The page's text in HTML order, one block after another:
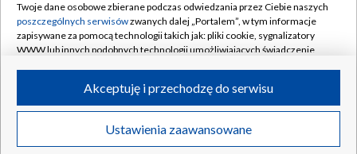
Transmisje Wideo
Emisja w TVP
Rada Programowa
Ogłoszenia przetargowe
Akademia Telewizyjna
Centrum informacji TVP
Kanały
©2026 Telewizja Polska Spółka Akcyjna w likwidacji
Twoje dane osobowe zbierane podczas odwiedzania przez Ciebie naszych
poszczególnych serwisówzwanych dalej „Portalem”, w tym informacje
zapisywane za pomocą technologii takich jak: pliki cookie, sygnalizatory
WWW lub innych podobnych technologii umożliwiających świadczenie
ruchu w Internecie.
Twoje dane osobowe zbierane podczas odwiedzania przez Ciebie
poszczególnych serwisówna Portalu, takie jak adresy IP, identyfikatory
Ustawienia zaawansowane
Akceptuję i przechodzę do serwisu